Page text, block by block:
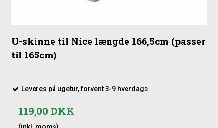
U-skinne til Nice længde 166,5cm (passer
til 165cm)
Leveres på ugetur, forvent 3-9 hverdage
119,00 DKK
(inkl. moms)